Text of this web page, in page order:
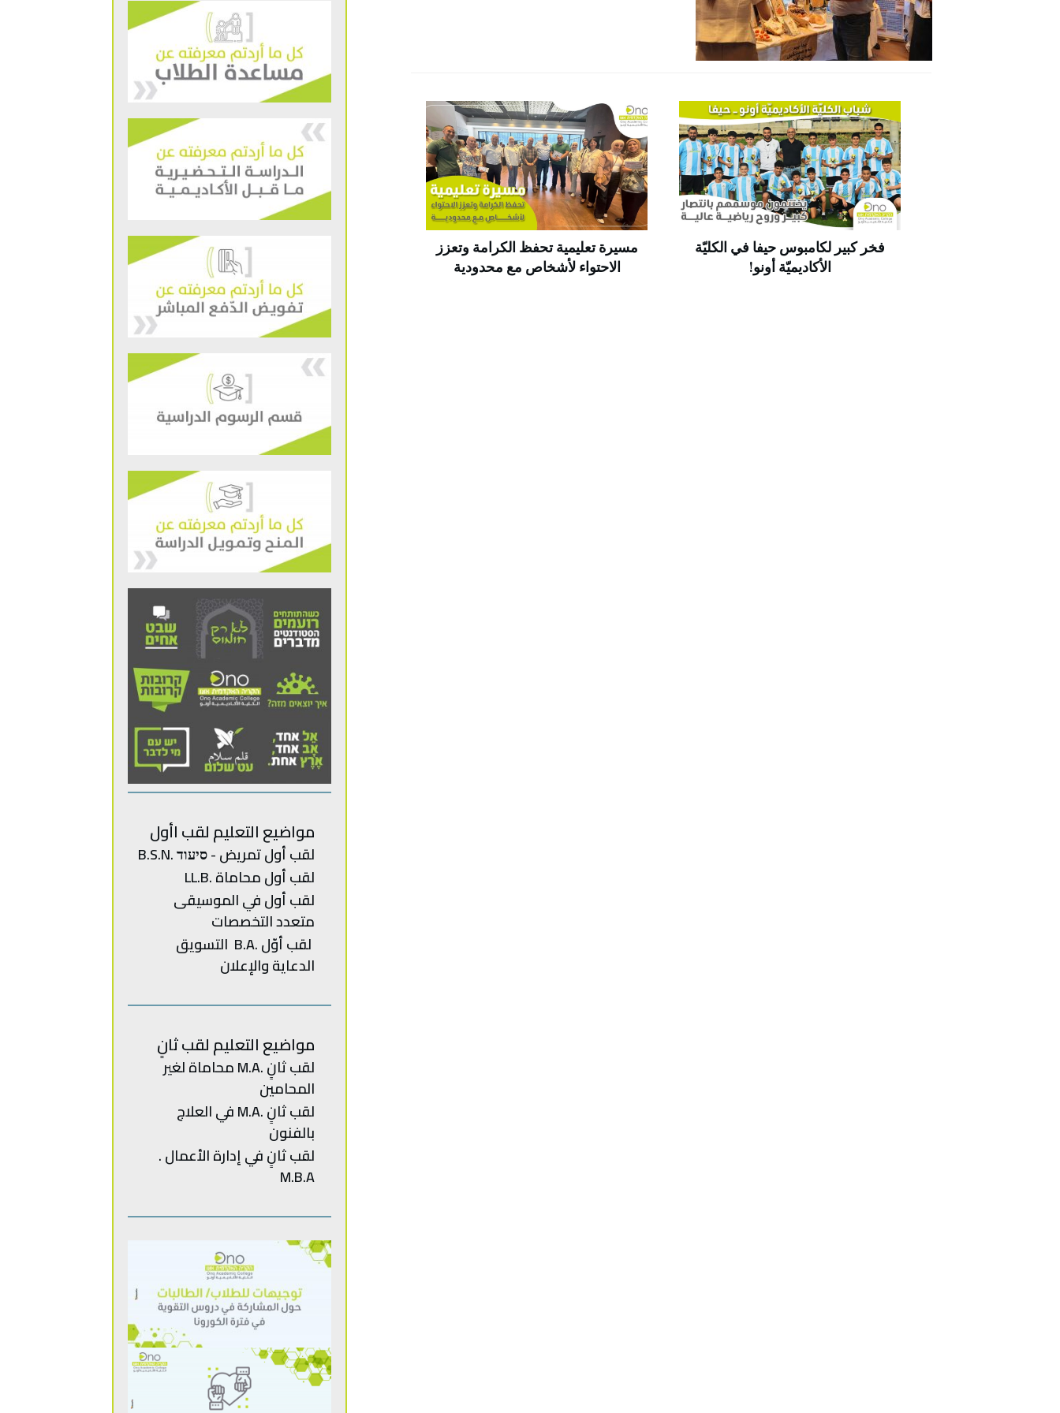
فخر كبير لكامبوس حيفا في الكليّة
الأكاديميّة أونو!
مسيرة تعليمية تحفظ الكرامة وتعزز
الاحتواء لأشخاص مع محدودية
مواضيع التعليم لقب اأول
لقب أول تمريض - סיעוד .B.S.N
لقب أول محاماة .LL.B
‬متعدد‭ ‬التخصصات‭
‬الدعاية‭ ‬والإعلان
مواضيع التعليم لقب ثانٍ
‬المحامين
لقب ثانٍ .M.A في العلاج
بالفنون
M.B.A